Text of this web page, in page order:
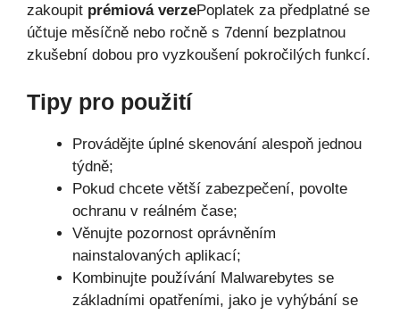
zakoupit prémiová verzePoplatek za předplatné se
účtuje měsíčně nebo ročně s 7denní bezplatnou
zkušební dobou pro vyzkoušení pokročilých funkcí.
Tipy pro použití
Provádějte úplné skenování alespoň jednou
týdně;
Pokud chcete větší zabezpečení, povolte
ochranu v reálném čase;
Věnujte pozornost oprávněním
nainstalovaných aplikací;
Kombinujte používání Malwarebytes se
základními opatřeními, jako je vyhýbání se